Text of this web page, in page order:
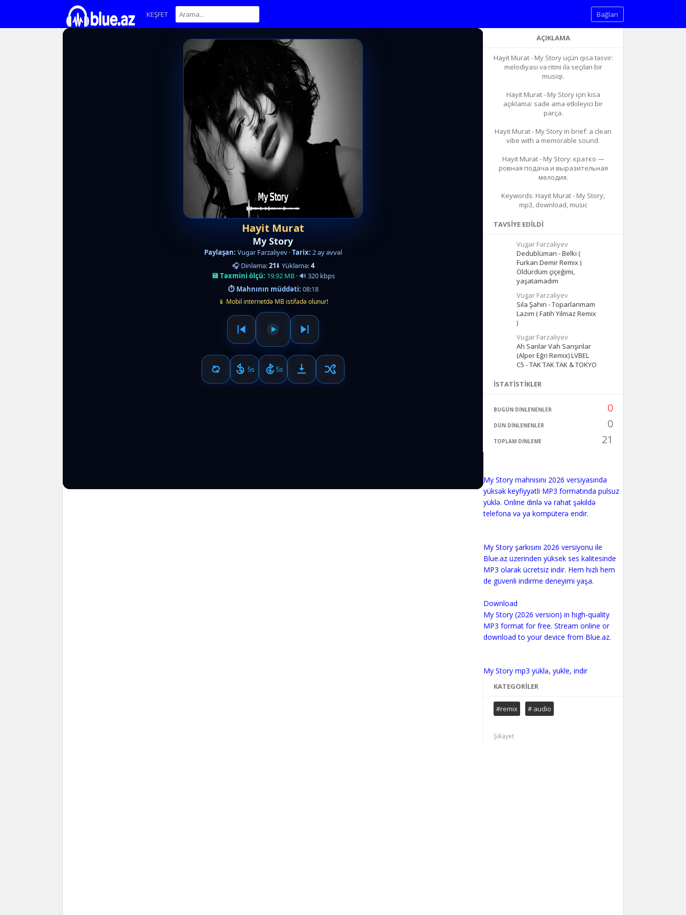
KEŞFET Bağlan
AÇIKLAMA
Hayit Murat - My Story üçün qısa təsvir:
melodiyası və ritmi ilə seçilən bir
musiqi.
Hayit Murat - My Story için kısa
açıklama: sade ama etkileyici bir
parça.
Hayit Murat - My Story in brief: a clean
vibe with a memorable sound.
Hayit Murat - My Story: кратко —
ровная подача и выразительная
мелодия.
Keywords: Hayit Murat - My Story,
mp3, download, music
TAVSIYE EDILDI
Vugar Farzaliyev
Dedublüman - Belki (
Furkan Demir Remix )
Öldürdüm çiçeğimi,
yaşatamadım
Vugar Farzaliyev
Sıla Şahin - Toparlanmam
Lazım ( Fatih Yılmaz Remix
)
Vugar Farzaliyev
Ah Sarılar Vah Sarışınlar
(Alper Eğri Remix) LVBEL
C5 - TAK TAK TAK & TOKYO
İSTATISTIKLER
BUGÜN DINLENENLER 0
DÜN DINLENENLER 0
TOPLAM DINLEME 21
My Story mahnısını 2026 versiyasında
yüksək keyfiyyətli MP3 formatında pulsuz
yüklə. Online dinlə və rahat şəkildə
telefona və ya kompüterə endir.
My Story şarkısını 2026 versiyonu ile
Blue.az üzerinden yüksek ses kalitesinde
MP3 olarak ücretsiz indir. Hem hızlı hem
de güvenli indirme deneyimi yaşa.
Download
My Story (2026 version) in high-quality
MP3 format for free. Stream online or
download to your device from Blue.az.
My Story mp3 yüklə, yukle, indir
KATEGORILER
#remix # audio
Şikayet